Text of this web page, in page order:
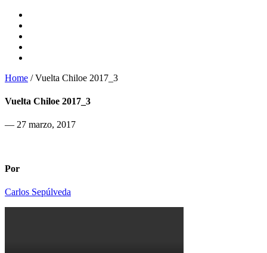
Home / Vuelta Chiloe 2017_3
Vuelta Chiloe 2017_3
— 27 marzo, 2017
Por
Carlos Sepúlveda